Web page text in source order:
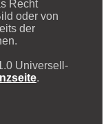
Recht
oder von
der
Universell-
.